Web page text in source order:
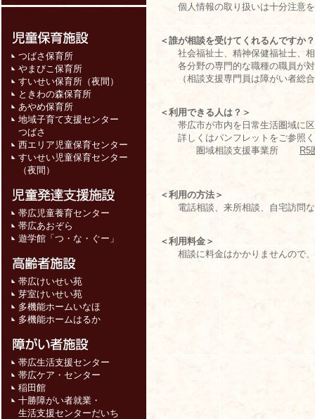
個人情報の取り扱いは十分注意を
＜誰が相談を受けてくれるんですか
社会福祉士、精神保健福祉士、相
各分野の専門的な職種の職員が対
（相談支援専門員は障がい者総合
＜利用できる人は？＞
帯広市が市内を日常生活圏域に区
詳しくはパンフレットをご参照く
圏域相談支援事業所
R5
＜利用の方法＞
電話相談、来所相談、自宅訪問な
＜利用料金＞
相談に料金はかかりませんので、
つばさ保育所
やまびこ保育所
すいせい保育所（夜間）
ときわの森保育所
あやめ保育所
地域子育て支援センター
つばさ
西エリア児童保育センター
すいせい児童保育センター
（夜間）
帯広児童養育センター
帯広あおぞら
遊学館「つ・な・ぐー」
帯広けいせい苑
芽室けいせい苑
多機能ホームいなほ
多機能ホームはるか
帯広生活支援センター
帯広ケア・センター
稲田館
十勝障がい者就業・
生活支援センターだいち